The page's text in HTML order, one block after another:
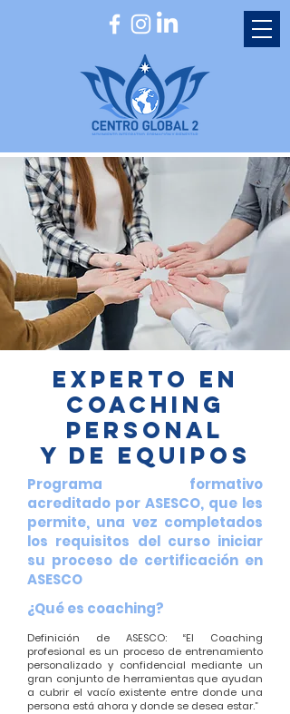
experto en
coaching
personal
y de equipos
Programa formativo
acreditado por ASESCO, que les
permite, una vez completados
los requisitos del curso iniciar
su proceso de certificación en
ASESCO
¿Qué es coaching?
Definición de ASESCO: “El Coaching
profesional es un proceso de entrenamiento
personalizado y confidencial mediante un
gran conjunto de herramientas que ayudan
a cubrir el vacío existente entre donde una
persona está ahora y donde se desea estar.”